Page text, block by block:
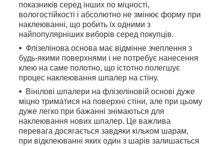
показників серед інших по міцності,
вологостійкості і абсолютно не змінює форму при
наклеюванні, що робить їх одними з
найпопулярніших виборів серед покупців.
Флізелінова основа має відмінне зчеплення з
будь-якими поверхнями і не потребує нанесення
клею на саме полотно, що істотно полегшує
процес наклеювання шпалер на стіну.
Вінілові шпалери на флізеліновій основі дуже
міцно триматися на поверхні стіни, але при цьому
дуже легко при бажанні знімаються для
наклеювання нових шпалер. Це важлива
перевага досягається завдяки кільком шарам,
при відклеюванні яких один з шарів залишається